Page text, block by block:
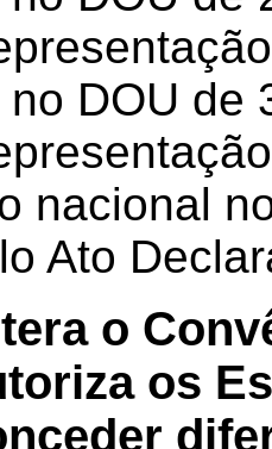
DOU de
nacional
Ato
o
os